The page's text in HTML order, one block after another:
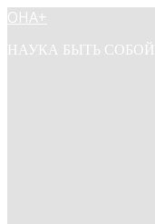
ОНА+
НАУКА БЫТЬ СОБОЙ